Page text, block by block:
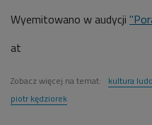
Wyemitowano w audycji
at
Zobacz więcej na temat: kultura
piotr kędziorek